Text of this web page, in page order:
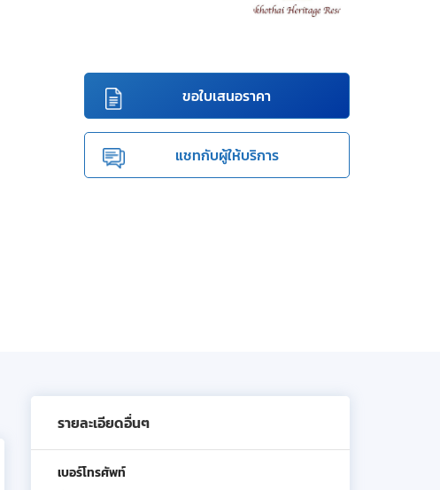
ขอใบเสนอราคา
แชทกับผู้ให้บริการ
รายละเอียดอื่นๆ
เบอร์โทรศัพท์